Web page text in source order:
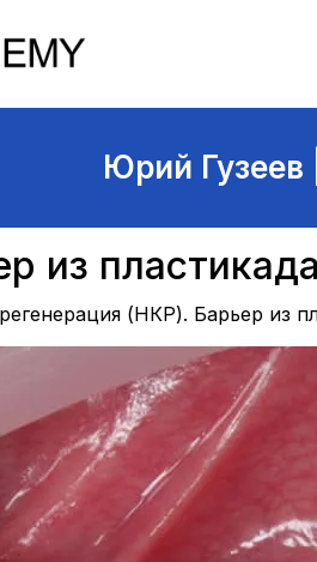
Юрий Гузеев
из пластикада
(НКР). Барьер из